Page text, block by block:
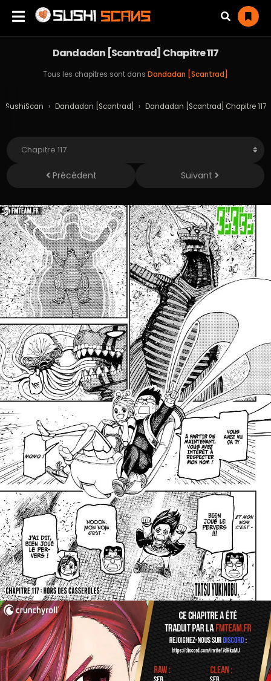
Dandadan [Scantrad] Chapitre 117
Tous les chapitres sont dans Dandadan [Scantrad]
SushiScan › Dandadan [Scantrad] › Dandadan [Scantrad] Chapitre 117
Précédent Suivant